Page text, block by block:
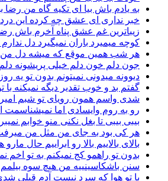
به یادم باش بیا ای تکیه گاه من رضا
خبر نداری ای عشق چه کرده این درد
زیباترین غم عشق پناه آخرم باش رضا
کوچه میمیرد باران نمیگیرد دل
هر شب همین موقع که میشه دل من
جون دلم خون دلم خیلی پریشونه دلم
دیوونه میدونی نمیتونم بدون تو یه
گفتم بد و خوب تقدیر دیگه نمیکنه با
شدی واسم همون رویای تو شبم امیر
رو به روم وایسادی اما نمیشناسمت
بیبی بیبی تا بغل نکنی منو خوابم
هر کی بود به جای من مثل من
بالای بالاییم بالا رو ابراییم حال
بدون تو راهمو کج نمیکنم به تو اخم
سنن باشکاسینییه من هیچ سوه بیلمم
با تو هوا که سرد نیست آدم قبلی شدی